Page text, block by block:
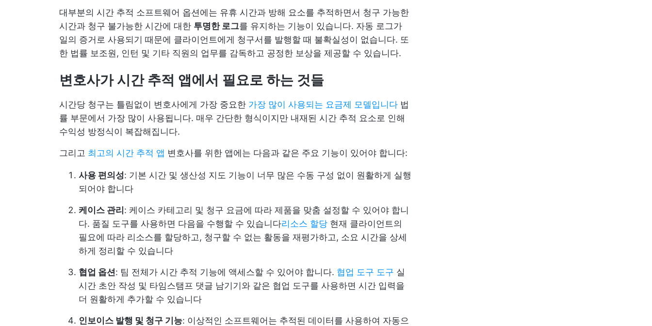
대부분의 시간 추적 소프트웨어 옵션에는 유휴 시간과 방해 요소를 추적하면서 청구 가능한
시간과 청구 불가능한 시간에 대한 투명한 로그를 유지하는 기능이 있습니다. 자동 로그가
일의 증거로 사용되기 때문에 클라이언트에게 청구서를 발행할 때 불확실성이 없습니다. 또
한 법률 보조원, 인턴 및 기타 직원의 업무를 감독하고 공정한 보상을 제공할 수 있습니다.
변호사가 시간 추적 앱에서 필요로 하는 것들
시간당 청구는 틀림없이 변호사에게 가장 중요한 가장 많이 사용되는 요금제 모델입니다 법
률 부문에서 가장 많이 사용됩니다. 매우 간단한 형식이지만 내재된 시간 추적 요소로 인해
수익성 방정식이 복잡해집니다.
그리고 최고의 시간 추적 앱 변호사를 위한 앱에는 다음과 같은 주요 기능이 있어야 합니다:
사용 편의성: 기본 시간 및 생산성 지도 기능이 너무 많은 수동 구성 없이 원활하게 실행
되어야 합니다
케이스 관리 : 케이스 카테고리 및 청구 요금에 따라 제품을 맞춤 설정할 수 있어야 합니
다. 품질 도구를 사용하면 다음을 수행할 수 있습니다리소스 할당 현재 클라이언트의
필요에 따라 리소스를 할당하고, 청구할 수 없는 활동을 재평가하고, 소요 시간을 상세
하게 정리할 수 있습니다
협업 옵션 : 팀 전체가 시간 추적 기능에 액세스할 수 있어야 합니다. 협업 도구 도구 실
시간 초안 작성 및 타임스탬프 댓글 남기기와 같은 협업 도구를 사용하면 시간 입력을
더 원활하게 추가할 수 있습니다
인보이스 발행 및 청구 기능: 이상적인 소프트웨어는 추적된 데이터를 사용하여 자동으